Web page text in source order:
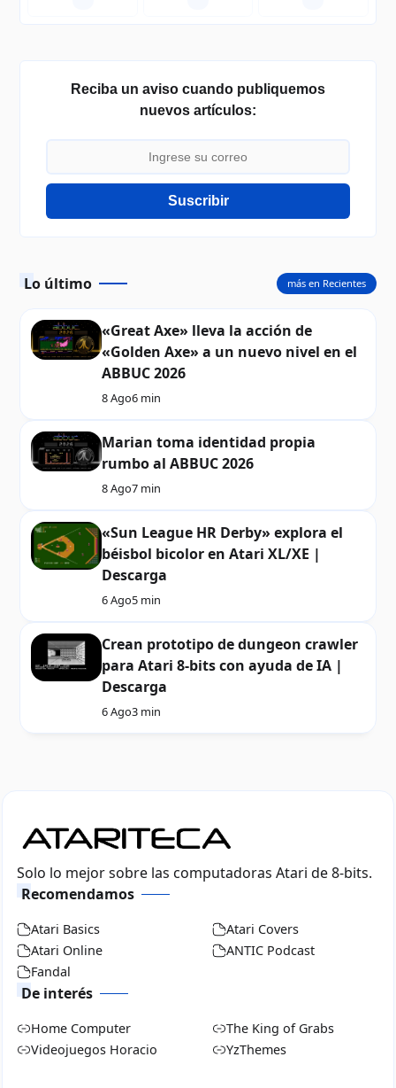
Reciba un aviso cuando publiquemos
nuevos artículos:
Suscribir
Lo último
«Great Axe» lleva la acción de
«Golden Axe» a un nuevo nivel en el
ABBUC 2026
8 Ago6 min
Marian toma identidad propia
rumbo al ABBUC 2026
8 Ago7 min
«Sun League HR Derby» explora el
béisbol bicolor en Atari XL/XE |
Descarga
6 Ago5 min
Crean prototipo de dungeon crawler
para Atari 8-bits con ayuda de IA |
Descarga
6 Ago3 min
más en Recientes
Solo lo mejor sobre las computadoras Atari de 8-bits.
Recomendamos
Atari Basics
Atari Covers
Atari Online
ANTIC Podcast
Fandal
De interés
Home Computer
The King of Grabs
Videojuegos Horacio
YzThemes